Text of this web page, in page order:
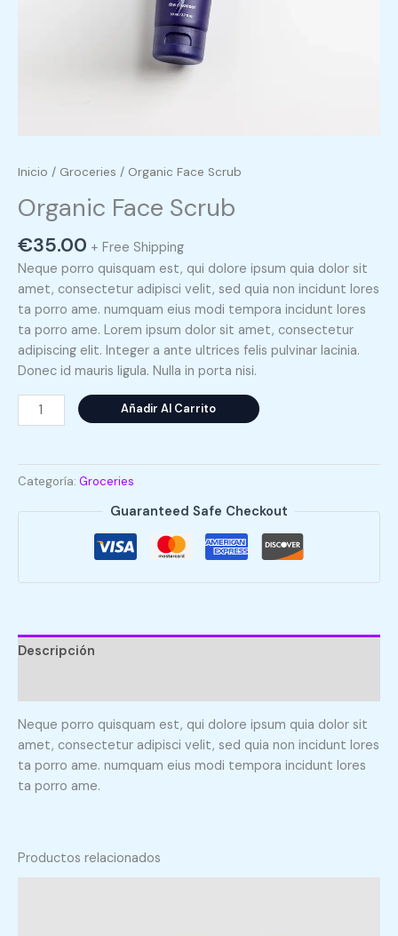
Inicio / Groceries / Organic Face Scrub
Organic Face Scrub
€35.00 + Free Shipping
Neque porro quisquam est, qui dolore ipsum quia dolor sit
amet, consectetur adipisci velit, sed quia non incidunt lores
ta porro ame. numquam eius modi tempora incidunt lores
ta porro ame. Lorem ipsum dolor sit amet, consectetur
adipiscing elit. Integer a ante ultrices felis pulvinar lacinia.
Donec id mauris ligula. Nulla in porta nisi.
Organic
Face
cantidad
Añadir Al Carrito
Categoría: Groceries
Guaranteed Safe Checkout
Descripción
Neque porro quisquam est, qui dolore ipsum quia dolor sit
amet, consectetur adipisci velit, sed quia non incidunt lores
ta porro ame. numquam eius modi tempora incidunt lores
ta porro ame.
Productos relacionados